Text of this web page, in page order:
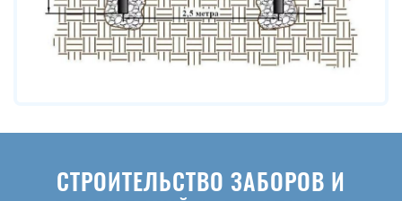
СТРОИТЕЛЬСТВО ЗАБОРОВ И